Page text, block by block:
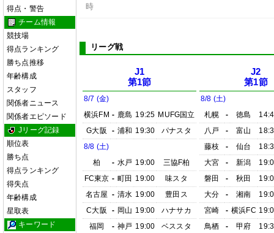
得点・警告
チーム情報
競技場
得点ランキング
勝ち点推移
年齢構成
スタッフ
関係者ニュース
関係者エピソード
Jリーグ記録
順位表
勝ち点
得点ランキング
得失点
年齢構成
星取表
キーワード
時
リーグ戦
J1
第1節
8/7 (金)
横浜FM - 鹿島 19:25 MUFG国立
G大阪
- 浦和 19:30
パナスタ
8/8 (土)
柏
- 水戸 19:00
三協F柏
FC東京 - 町田 19:00
味スタ
名古屋 - 清水 19:00
豊田ス
C大阪
- 岡山 19:00
ハナサカ
福岡
- 神戸 19:00
ベススタ
J2
第1節
8/8 (土)
札幌
- 徳島
八戸
- 富山
藤枝
- 仙台
大宮
- 新潟
磐田
- 秋田
大分
- 湘南
宮崎
- 横浜FC
鳥栖
- 甲府